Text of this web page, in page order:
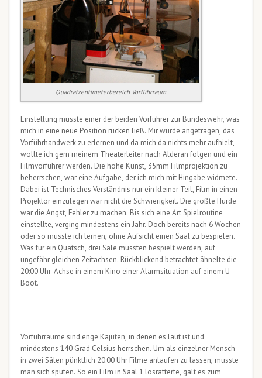
Quadratzentimeterbereich Vorführraum
Einstellung musste einer der beiden Vorführer zur Bundeswehr, was
mich in eine neue Position rücken ließ. Mir wurde angetragen, das
Vorführhandwerk zu erlernen und da mich da nichts mehr aufhielt,
wollte ich gern meinem Theaterleiter nach Alderan folgen und ein
Filmvorführer werden. Die hohe Kunst, 35mm Filmprojektion zu
beherrschen, war eine Aufgabe, der ich mich mit Hingabe widmete.
Dabei ist Technisches Verständnis nur ein kleiner Teil, Film in einen
Projektor einzulegen war nicht die Schwierigkeit. Die größte Hürde
war die Angst, Fehler zu machen. Bis sich eine Art Spielroutine
einstellte, verging mindestens ein Jahr. Doch bereits nach 6 Wochen
oder so musste ich lernen, ohne Aufsicht einen Saal zu bespielen.
Was für ein Quatsch, drei Säle mussten bespielt werden, auf
ungefähr gleichen Zeitachsen. Rückblickend betrachtet ähnelte die
20:00 Uhr-Achse in einem Kino einer Alarmsituation auf einem U-
Boot.
Vorführraume sind enge Kajüten, in denen es laut ist und
mindestens 140 Grad Celsius herrschen. Um als einzelner Mensch
in zwei Sälen pünktlich 20:00 Uhr Filme anlaufen zu lassen, musste
man sich sputen. So ein Film in Saal 1 losratterte, galt es zum